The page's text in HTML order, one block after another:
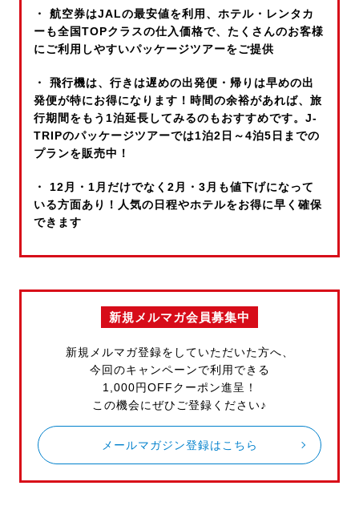
・ 航空券はJALの最安値を利用、ホテル・レンタカ
ーも全国TOPクラスの仕入価格で、たくさんのお客様
にご利用しやすいパッケージツアーをご提供
・ 飛行機は、行きは遅めの出発便・帰りは早めの出
発便が特にお得になります！時間の余裕があれば、旅
行期間をもう1泊延長してみるのもおすすめです。J-
TRIPのパッケージツアーでは1泊2日～4泊5日までの
プランを販売中！
・ 12月・1月だけでなく2月・3月も値下げになって
いる方面あり！人気の日程やホテルをお得に早く確保
できます
新規メルマガ会員募集中
新規メルマガ登録をしていただいた方へ、
今回のキャンペーンで利用できる
1,000円OFFクーポン進呈！
この機会にぜひご登録ください♪
メールマガジン登録はこちら